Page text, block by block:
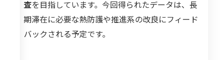
査を目指しています。今回得られたデータは、長
期滞在に必要な熱防護や推進系の改良にフィード
バックされる予定です。